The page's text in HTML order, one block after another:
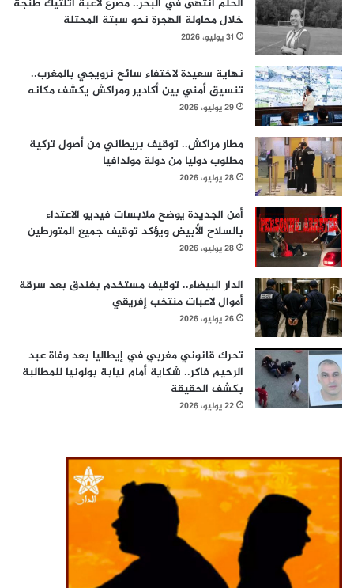
الحلم انتهى في البحر.. مصرع لاعبة أتلتيك طنجة
خلال محاولة الهجرة نحو سبتة المحتلة
31 يوليو، 2026
نهاية سعيدة لاختفاء سائح نرويجي بالمغرب..
تنسيق أمني بين أكادير ومراكش يكشف مكانه
29 يوليو، 2026
مطار مراكش.. توقيف بريطاني من أصول تركية
مطلوب دوليا من دولة مولدافيا
28 يوليو، 2026
أمن الجديدة يوضح ملابسات فيديو الاعتداء
بالسلاح الأبيض ويؤكد توقيف جميع المتورطين
28 يوليو، 2026
الدار البيضاء.. توقيف مستخدم بفندق بعد سرقة
أموال لاعبات منتخب إفريقي
26 يوليو، 2026
تحرك قانوني مغربي في إيطاليا بعد وفاة عبد
الرحيم فاكر.. شكاية أمام نيابة بولونيا للمطالبة
بكشف الحقيقة
22 يوليو، 2026